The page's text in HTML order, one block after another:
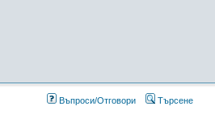
Въпроси/Отговори Търсене